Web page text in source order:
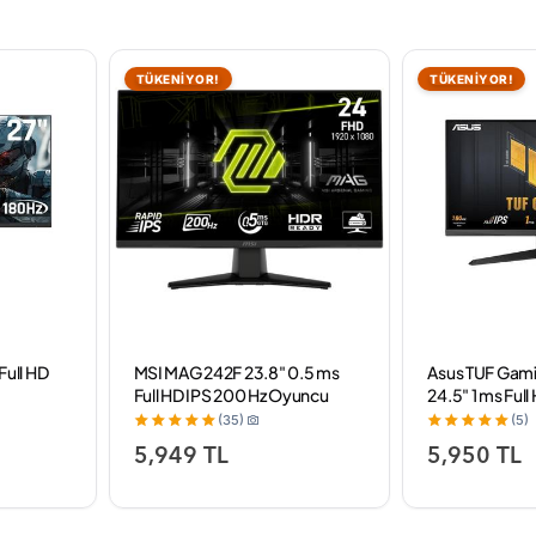
HD
TÜKENİYOR!
MSI MAG 242F 23.8" 0.5 ms
Full HD IPS 200 Hz Oyuncu
Monitörü
(35)
5,949 TL
TÜKENİYOR!
Asus TUF
24.5" 1 ms Full
Oyuncu
(5)
5,950 TL